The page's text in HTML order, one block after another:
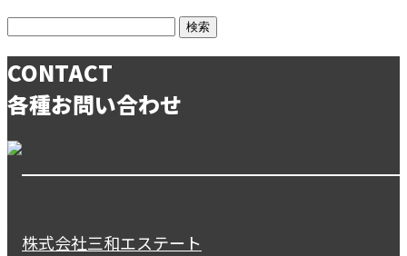
CONTACT
各種お問い合わせ
株式会社三和エステート